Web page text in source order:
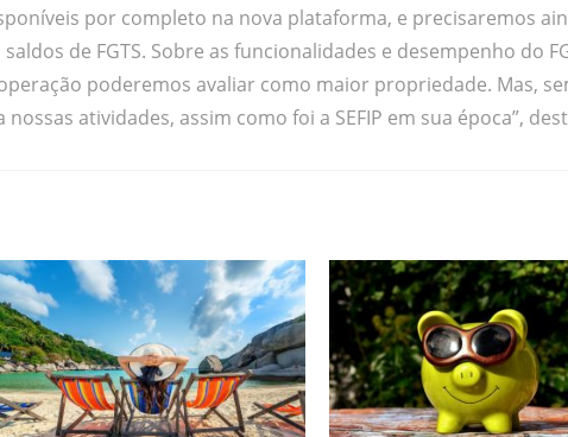
por completo na nova plataforma, e precisaremos
de FGTS. Sobre as funcionalidades e desempenho do
poderemos avaliar como maior propriedade. Mas,
atividades, assim como foi a SEFIP em sua época”,